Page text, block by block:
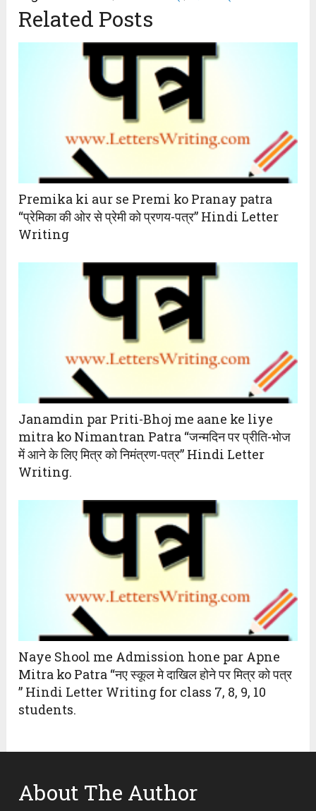
Related Posts
Premika ki aur se Premi ko Pranay patra
“प्रेमिका की ओर से प्रेमी को प्रणय-पत्र” Hindi Letter
Writing
Janamdin par Priti-Bhoj me aane ke liye
mitra ko Nimantran Patra “जन्मदिन पर प्रीति-भोज
में आने के लिए मित्र को निमंत्रण-पत्र” Hindi Letter
Writing.
Naye Shool me Admission hone par Apne
Mitra ko Patra “नए स्कूल मे दाखिल होने पर मित्र को पत्र
” Hindi Letter Writing for class 7, 8, 9, 10
students.
About The Author